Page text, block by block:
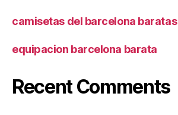
camisetas del barcelona baratas
equipacion barcelona barata
Recent Comments